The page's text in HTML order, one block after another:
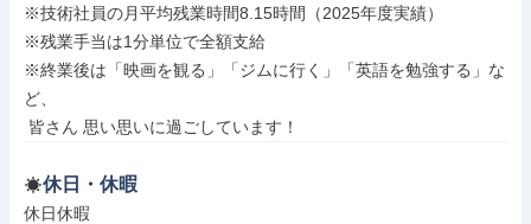
※技術社員の月平均残業時間8.15時間（2025年度実績）
※残業手当は1分単位で全額支給
※終業後は「映画を観る」「ジムに行く」「英語を勉強する」な
ど、
皆さん 思い思いに過ごしています！
休日・休暇
休日休暇